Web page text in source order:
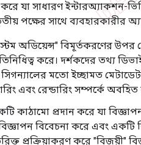
যা সাধারণ ইন্টারঅ্যাকশন-
পক্ষের সাথে ব্যবহারকারীর
অডিয়েন্স" বিমূর্তকরণের উপর
করে। দর্শকদের তথ্য
সিগন্যালের মতো ইচ্ছামত
এবং রেন্ডারিং সম্পর্কে
কাঠামো প্রদান করে যা বিজ্ঞাপন
বিজ্ঞাপন বিবেচনা করে এবং একটি
প্রক্রিয়াকরণ করে "বিজয়ী"